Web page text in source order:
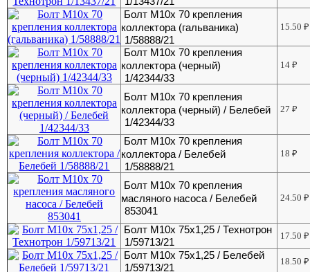
Болт М10х 70 крепления
коллектора (гальваника)
1/58888/21
15.50₽
Болт М10х 70 крепления
коллектора (черный)
1/42344/33
14₽
Болт М10х 70 крепления
коллектора (черный) / Белебей
1/42344/33
27₽
Болт М10х 70 крепления
коллектора / Белебей
1/58888/21
18₽
Болт М10х 70 крепления
масляного насоса / Белебей
853041
24.50₽
Болт М10х 75х1,25 / Технотрон
1/59713/21
17.50₽
Болт М10х 75х1,25 / Белебей
1/59713/21
18.50₽